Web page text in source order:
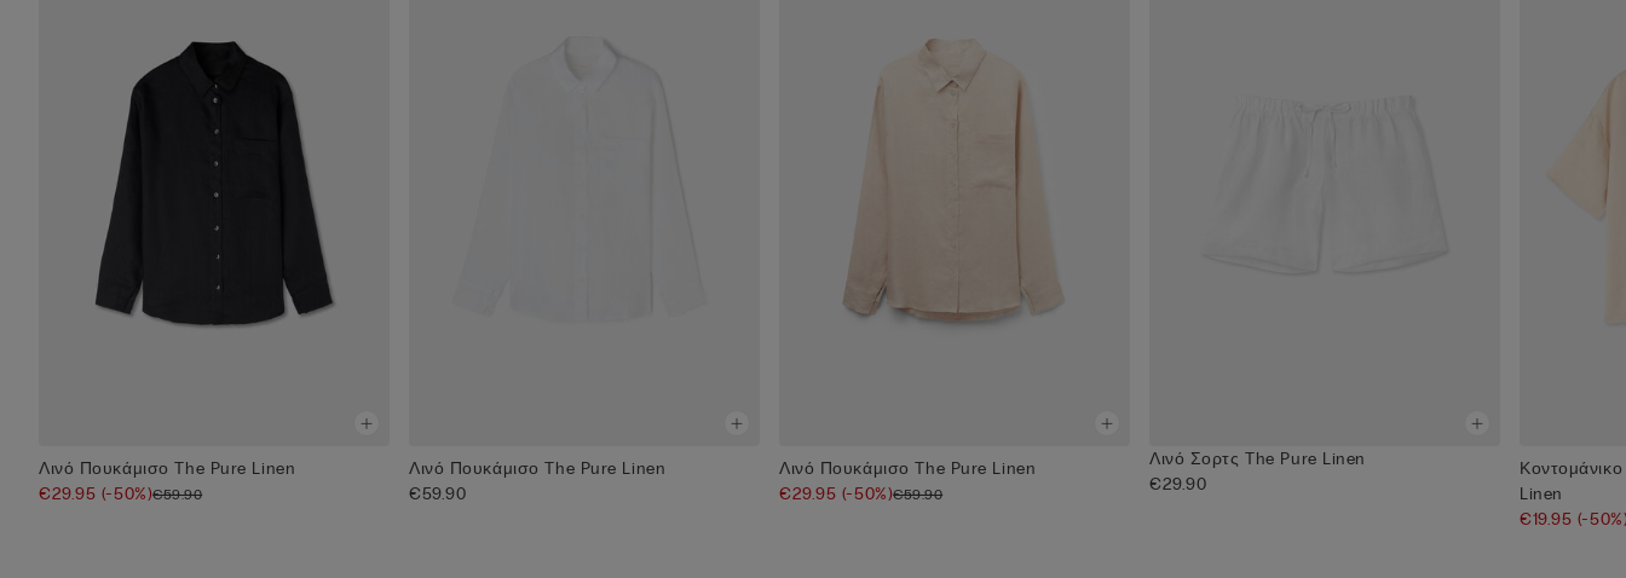
Λινό Πουκάμισο The Pure Linen
€29.95 (-50%)€59.90
Λινό Πουκάμισο The Pure Linen
€59.90
Λινό Πουκάμισο The Pure Linen
€29.95 (-50%)€59.90
Λινό Σορτς The Pure Linen
€29.90
Linen
€19.95 (-